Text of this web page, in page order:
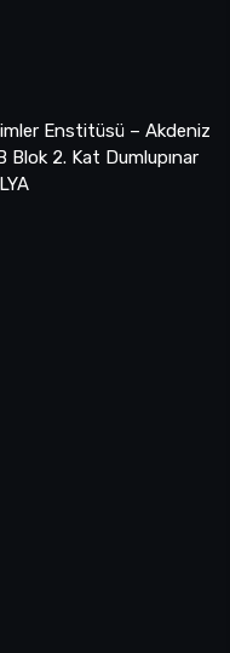
Enstitüsü – Akdeniz
Blok 2. Kat Dumlupınar